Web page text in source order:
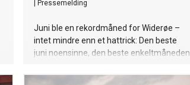
Pressemelding
Juni ble en rekordmåned for Widerøe –
intet mindre enn et hattrick: Den beste
juni noensinne, den beste enkeltmåneden
gang har Widerøe passert fire millioner